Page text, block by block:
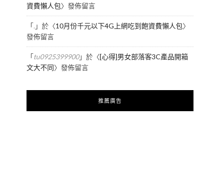
資費懶人包〉發佈留言
「.」於〈10月份千元以下4G上網吃到飽資費懶人包〉
發佈留言
「tu0925399900」於〈[心得]男女部落客3C產品開箱
文大不同〉發佈留言
推薦廣告